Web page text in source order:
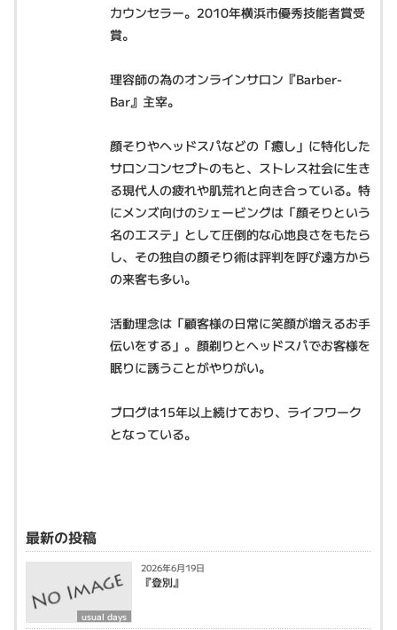
カウンセラー。2010年横浜市優秀技能者賞受
賞。
理容師の為のオンラインサロン『Barber-
Bar』主宰。
顔そりやヘッドスパなどの「癒し」に特化した
サロンコンセプトのもと、ストレス社会に生き
る現代人の疲れや肌荒れと向き合っている。特
にメンズ向けのシェービングは「顔そりという
名のエステ」として圧倒的な心地良さをもたら
し、その独自の顔そり術は評判を呼び遠方から
の来客も多い。
活動理念は「顧客様の日常に笑顔が増えるお手
伝いをする」。顔剃りとヘッドスパでお客様を
眠りに誘うことがやりがい。
ブログは15年以上続けており、ライフワーク
となっている。
最新の投稿
usual days
2026年6月19日
『登別』